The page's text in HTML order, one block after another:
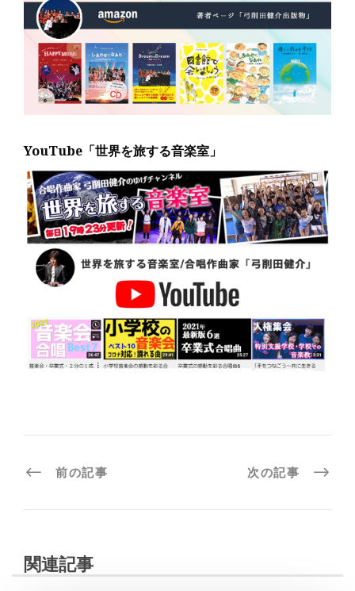
YouTube「世界を旅する音楽室」
前の記事 次の記事
関連記事